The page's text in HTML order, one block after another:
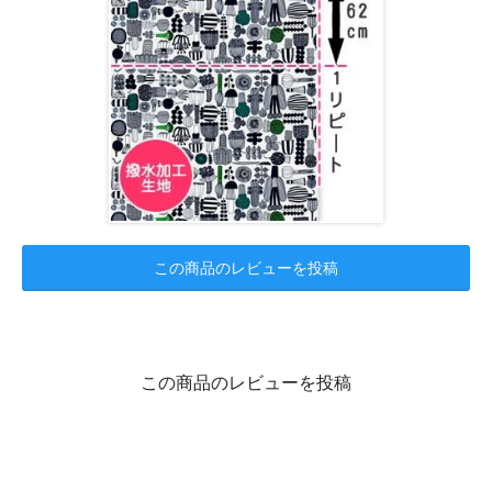
この商品のレビューを投稿
この商品のレビューを投稿